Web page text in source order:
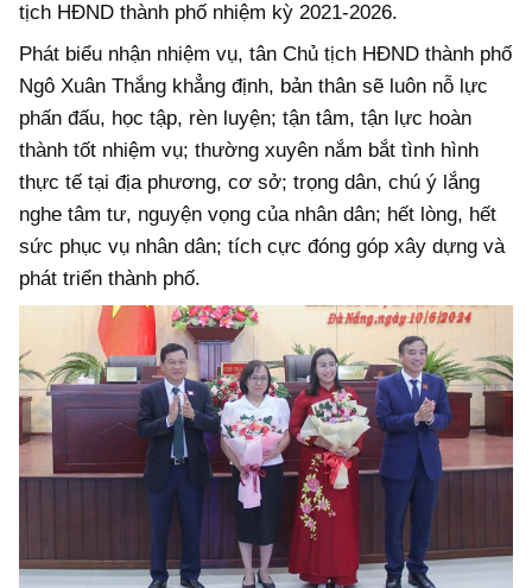
tịch HĐND thành phố nhiệm kỳ 2021-2026.
Phát biểu nhận nhiệm vụ, tân Chủ tịch HĐND thành phố
Ngô Xuân Thắng khẳng định, bản thân sẽ luôn nỗ lực
phấn đấu, học tập, rèn luyện; tận tâm, tận lực hoàn
thành tốt nhiệm vụ; thường xuyên nắm bắt tình hình
thực tế tại địa phương, cơ sở; trọng dân, chú ý lắng
nghe tâm tư, nguyện vọng của nhân dân; hết lòng, hết
sức phục vụ nhân dân; tích cực đóng góp xây dựng và
phát triển thành phố.